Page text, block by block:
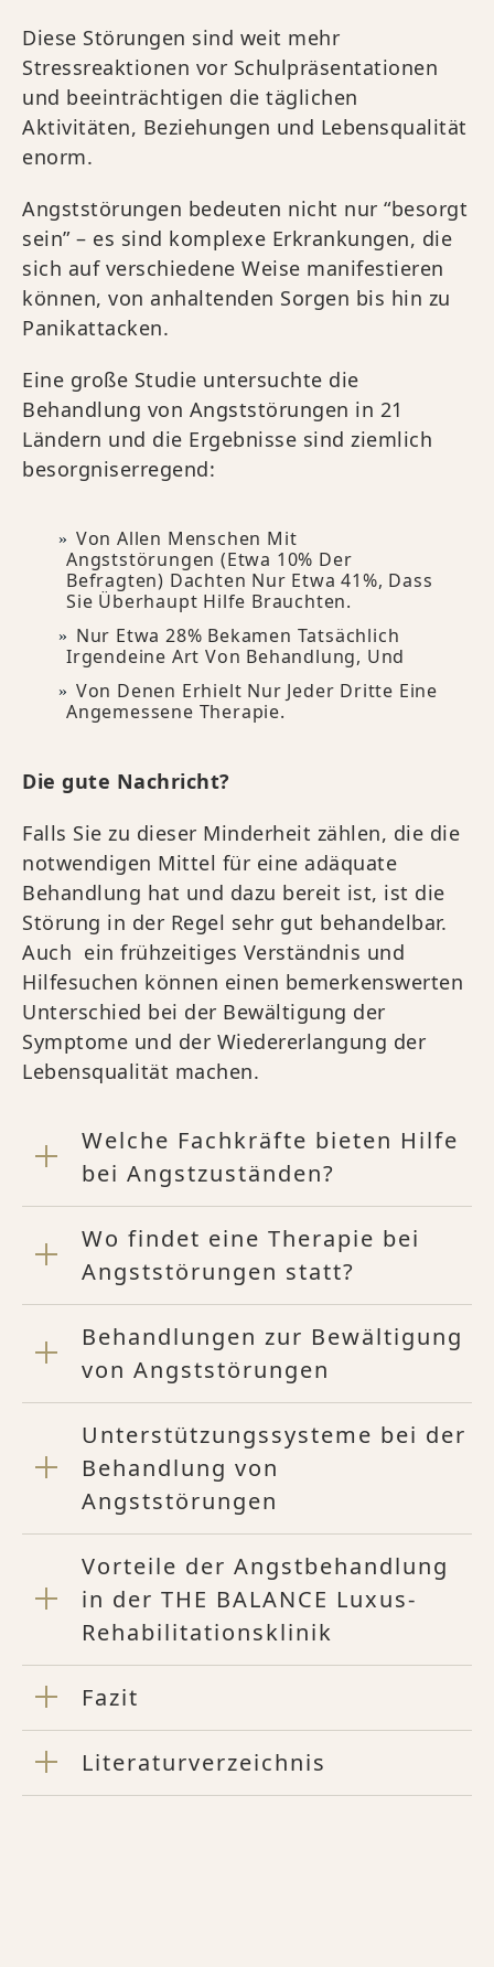
Diese Störungen sind weit mehr
Stressreaktionen vor Schulpräsentationen
und beeinträchtigen die täglichen
Aktivitäten, Beziehungen und Lebensqualität
enorm.
Angststörungen bedeuten nicht nur “besorgt
sein” – es sind komplexe Erkrankungen, die
sich auf verschiedene Weise manifestieren
können, von anhaltenden Sorgen bis hin zu
Panikattacken.
Eine große Studie untersuchte die
Behandlung von Angststörungen in 21
Ländern und die Ergebnisse sind ziemlich
besorgniserregend:
Von Allen Menschen Mit
Angststörungen (etwa 10% Der
Befragten) Dachten Nur Etwa 41%, Dass
Sie Überhaupt Hilfe Brauchten.
Nur Etwa 28% Bekamen Tatsächlich
Irgendeine Art Von Behandlung, Und
Von Denen Erhielt Nur Jeder Dritte Eine
Angemessene Therapie.
Die gute Nachricht?
Falls Sie zu dieser Minderheit zählen, die die
notwendigen Mittel für eine adäquate
Behandlung hat und dazu bereit ist, ist die
Störung in der Regel sehr gut behandelbar.
Auch ein frühzeitiges Verständnis und
Hilfesuchen können einen bemerkenswerten
Unterschied bei der Bewältigung der
Symptome und der Wiedererlangung der
Lebensqualität machen.
Welche Fachkräfte bieten Hilfe
bei Angstzuständen?
Wo findet eine Therapie bei
Angststörungen statt?
Behandlungen zur Bewältigung
von Angststörungen
Unterstützungssysteme bei der
Behandlung von
Angststörungen
Vorteile der Angstbehandlung
in der THE BALANCE Luxus-
Rehabilitationsklinik
Fazit
Literaturverzeichnis